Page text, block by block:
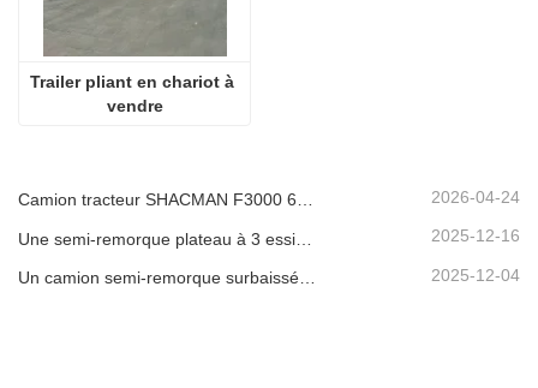
Trailer pliant en chariot à
vendre
Camion tracteur SHACMAN F3000 6x4 d'occasion prêt à être expédié au Nigéria 2026-04-24
2025-12-16
2025-12-04